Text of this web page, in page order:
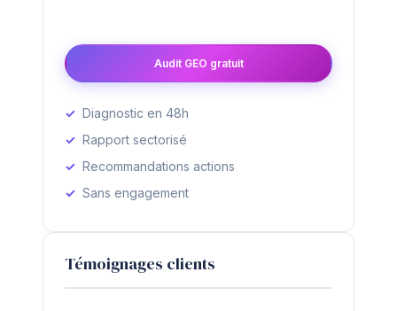
Audit GEO gratuit
Diagnostic en 48h
Rapport sectorisé
Recommandations actions
Sans engagement
Témoignages clients